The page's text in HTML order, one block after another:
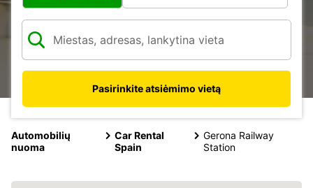
Pasirinkite atsiėmimo vietą
Automobilių
nuoma
Car Rental
Spain
Gerona Railway
Station